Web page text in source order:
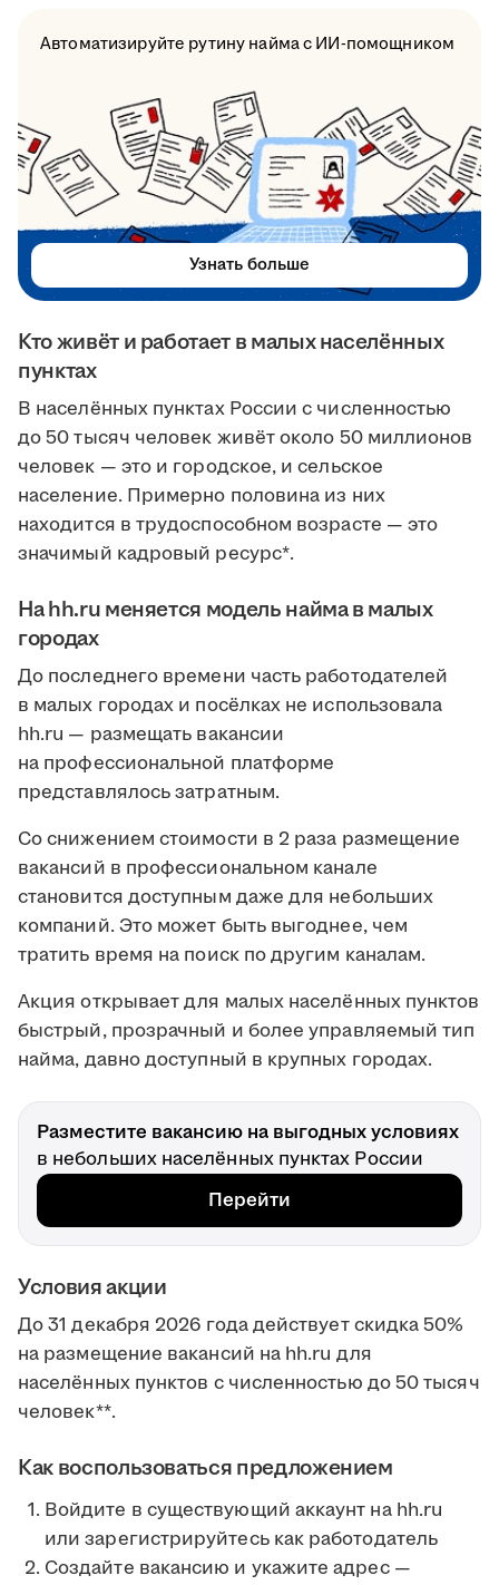
Кто живёт и работает в малых населённых
пунктах
В населённых пунктах России с численностью
до 50 тысяч человек живёт около 50 миллионов
человек — это и городское, и сельское
население. Примерно половина из них
находится в трудоспособном возрасте — это
значимый кадровый ресурс*.
На hh.ru меняется модель найма в малых
городах
До последнего времени часть работодателей
в малых городах и посёлках не использовала
hh.ru — размещать вакансии
на профессиональной платформе
представлялось затратным.
Со снижением стоимости в 2 раза размещение
вакансий в профессиональном канале
становится доступным даже для небольших
компаний. Это может быть выгоднее, чем
тратить время на поиск по другим каналам.
Акция открывает для малых населённых пунктов
быстрый, прозрачный и более управляемый тип
найма, давно доступный в крупных городах.
Разместите вакансию на выгодных условиях
в небольших населённых пунктах России
Перейти
Условия акции
До 31 декабря 2026 года действует скидка 50%
на размещение вакансий на hh.ru для
населённых пунктов с численностью до 50 тысяч
человек**.
Как воспользоваться предложением
Войдите в существующий аккаунт на hh.ru
или зарегистрируйтесь как работодатель
Создайте вакансию и укажите адрес —
Автоматизируйте рутину найма с ИИ-помощником
Узнать больше